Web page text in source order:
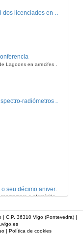
A estación de Toralla conmemora a efeméride asinando un convenio coa Universidad del País Vasco
| C.P. 36310 Vigo (Pontevedra) |
| Política de cookies